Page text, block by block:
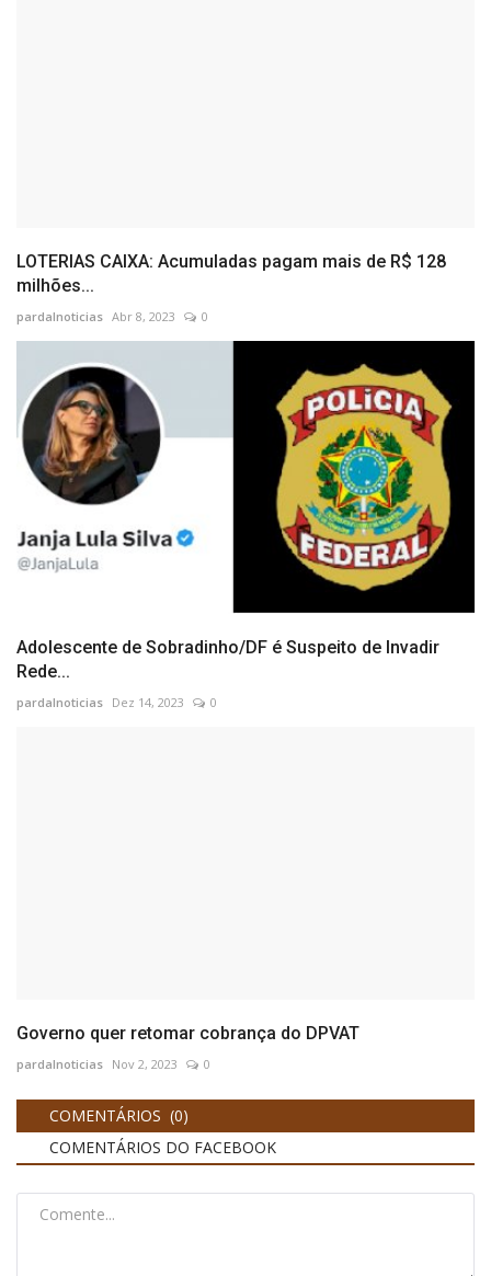
LOTERIAS CAIXA: Acumuladas pagam mais de R$ 128
milhões...
pardalnoticias Abr 8, 2023 0
Adolescente de Sobradinho/DF é Suspeito de Invadir
Rede...
pardalnoticias Dez 14, 2023 0
Governo quer retomar cobrança do DPVAT
pardalnoticias Nov 2, 2023 0
COMENTÁRIOS (0)
COMENTÁRIOS DO FACEBOOK